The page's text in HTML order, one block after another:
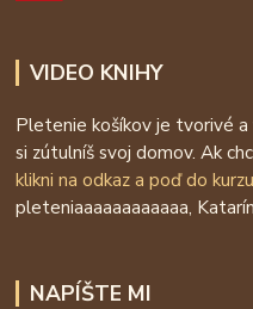
VIDEO KNIHY
Pletenie košíkov je tvorivé
si zútulníš svoj domov. Ak
klikni na odkaz a poď do
pleteniaaaaaaaaaaaa,
NAPÍŠTE MI